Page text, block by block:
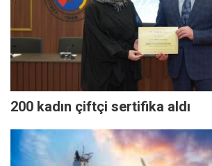
200 kadın çiftçi sertifika aldı